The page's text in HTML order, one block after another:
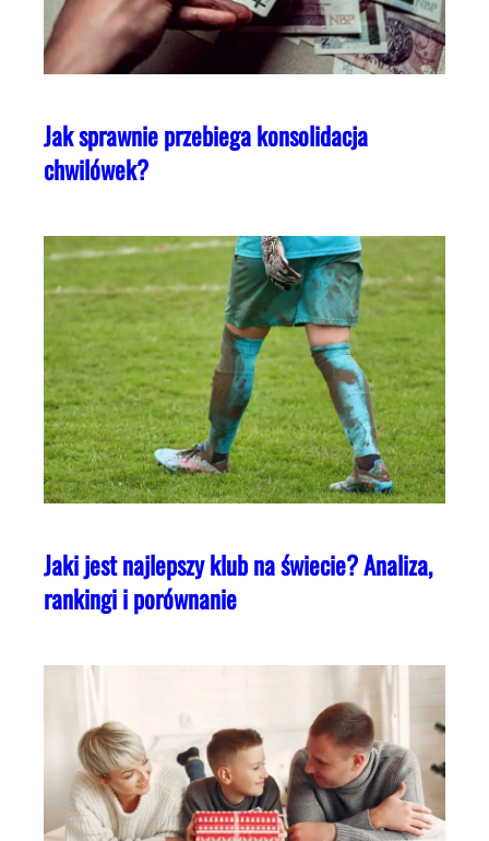
Jak sprawnie przebiega konsolidacja
chwilówek?
Jaki jest najlepszy klub na świecie? Analiza,
rankingi i porównanie